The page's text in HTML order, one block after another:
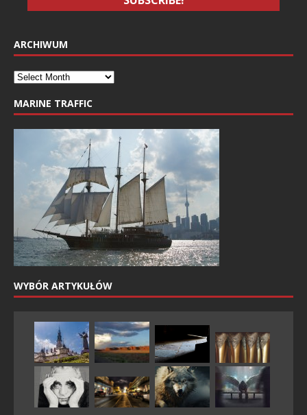
ARCHIWUM
MARINE TRAFFIC
WYBÓR ARTYKUŁÓW